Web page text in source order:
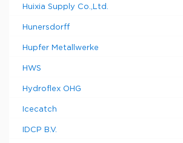
Huixia Supply Co.,Ltd.
Hunersdorff
Hupfer Metallwerke
HWS
Hydroflex OHG
Icecatch
IDCP B.V.